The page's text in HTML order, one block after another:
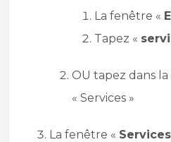
La fenêtre «
Tapez «
OU tapez dans
« Services »
La fenêtre « Services